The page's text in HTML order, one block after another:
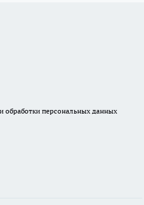
обработки персональных данных